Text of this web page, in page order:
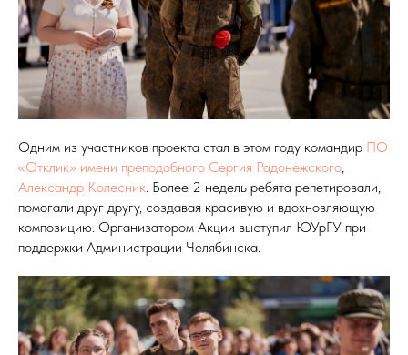
Одним из участников проекта стал в этом году командир ПО
«Отклик» имени преподобного Сергия Радонежского,
Александр Колесник. Более 2 недель ребята репетировали,
помогали друг другу, создавая красивую и вдохновляющую
композицию. Организатором Акции выступил ЮУрГУ при
поддержки Администрации Челябинска.